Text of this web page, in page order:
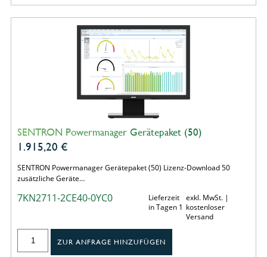
SENTRON Powermanager Gerätepaket (50)
1.915,20 €
SENTRON Powermanager Gerätepaket (50) Lizenz-Download 50
zusätzliche Geräte…
7KN2711-2CE40-0YC0
Lieferzeit
in Tagen 1
exkl. MwSt. |
kostenloser
Versand
ZUR ANFRAGE HINZUFÜGEN